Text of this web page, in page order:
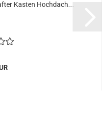
Kasten Hochdach...